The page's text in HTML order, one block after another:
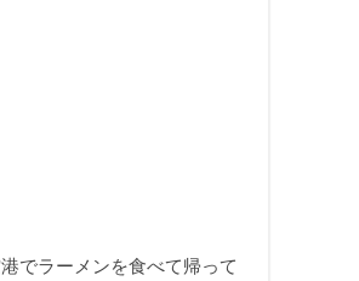
でラーメンを食べて帰って